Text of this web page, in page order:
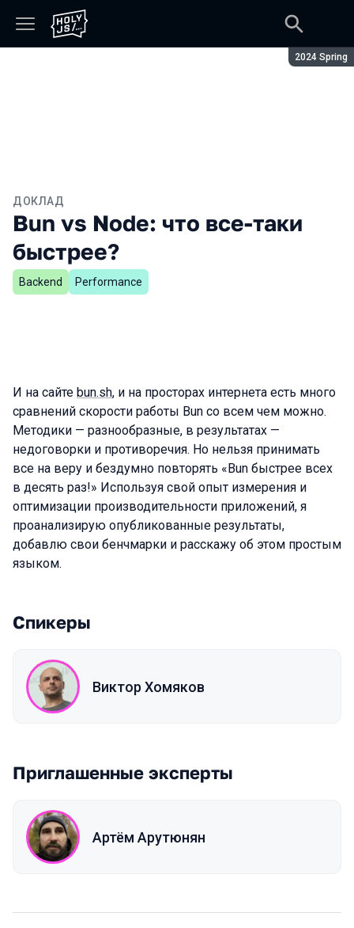
Сезон:
2024 Spring
ДОКЛАД
Bun vs Node: что все-таки
быстрее?
Backend Performance
И на сайте bun.sh, и на просторах интернета есть много
сравнений скорости работы Bun со всем чем можно.
Методики — разнообразные, в результатах —
недоговорки и противоречия. Но нельзя принимать
все на веру и бездумно повторять «Bun быстрее всех
в десять раз!» Используя свой опыт измерения и
оптимизации производительности приложений, я
проанализирую опубликованные результаты,
добавлю свои бенчмарки и расскажу об этом простым
языком.
Спикеры
Виктор Хомяков
Приглашенные эксперты
Артём Арутюнян